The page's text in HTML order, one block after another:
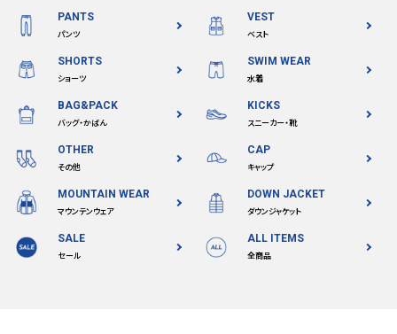
PANTS
パンツ
VEST
ベスト
SHORTS
ショーツ
SWIM WEAR
水着
BAG&PACK
バッグ・かばん
KICKS
スニーカー・靴
OTHER
その他
CAP
キャップ
MOUNTAIN WEAR
マウンテンウェア
DOWN JACKET
ダウンジャケット
SALE
セール
ALL ITEMS
全商品